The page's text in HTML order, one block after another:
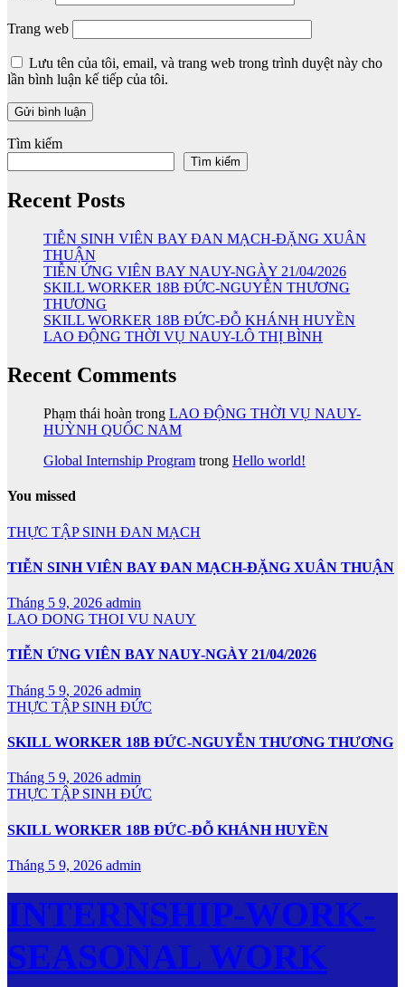
Trang web
Lưu tên của tôi, email, và trang web trong trình duyệt này cho
lần bình luận kế tiếp của tôi.
Tìm kiếm
Tìm kiếm
Recent Posts
TIỄN SINH VIÊN BAY ĐAN MẠCH-ĐẶNG XUÂN
THUẬN
TIỄN ỨNG VIÊN BAY NAUY-NGÀY 21/04/2026
SKILL WORKER 18B ĐỨC-NGUYỄN THƯƠNG
THƯƠNG
SKILL WORKER 18B ĐỨC-ĐỖ KHÁNH HUYỀN
LAO ĐỘNG THỜI VỤ NAUY-LÔ THỊ BÌNH
Recent Comments
Phạm thái hoàn trong LAO ĐỘNG THỜI VỤ NAUY-
HUỲNH QUỐC NAM
Global Internship Program trong Hello world!
You missed
THỰC TẬP SINH ĐAN MẠCH
TIỄN SINH VIÊN BAY ĐAN MẠCH-ĐẶNG XUÂN THUẬN
Tháng 5 9, 2026 admin
LAO DONG THOI VU NAUY
TIỄN ỨNG VIÊN BAY NAUY-NGÀY 21/04/2026
Tháng 5 9, 2026 admin
THỰC TẬP SINH ĐỨC
SKILL WORKER 18B ĐỨC-NGUYỄN THƯƠNG THƯƠNG
Tháng 5 9, 2026 admin
THỰC TẬP SINH ĐỨC
SKILL WORKER 18B ĐỨC-ĐỖ KHÁNH HUYỀN
Tháng 5 9, 2026 admin
INTERNSHIP-WORK-
SEASONAL WORK